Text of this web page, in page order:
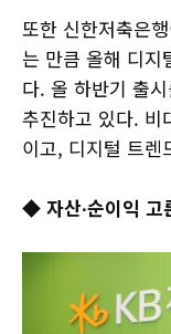
또한 신한저축은
는 만큼 올해 디지
다. 올 하반기 출
추진하고 있다. 비
이고, 디지털 트렌
◆ 자산∙순이익 고